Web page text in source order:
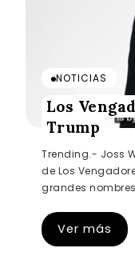
NOTICIAS
Los
Trump
Trending.- Joss
de Los
grandes
Ver más